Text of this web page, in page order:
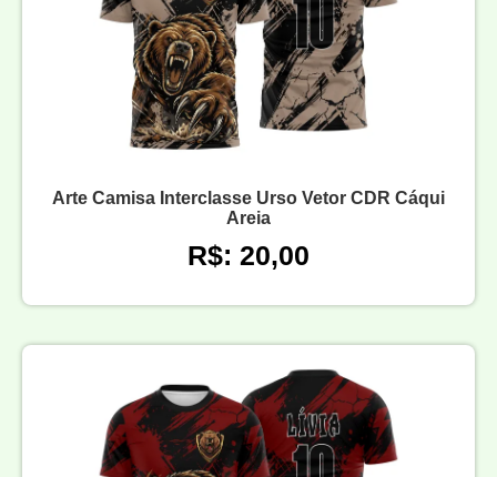
Arte Camisa Interclasse Urso Vetor CDR Cáqui
Areia
R$: 20,00